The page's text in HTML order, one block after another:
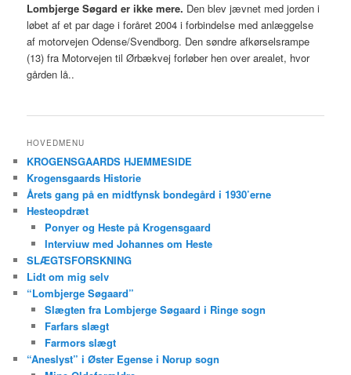
Lombjerge Søgard er ikke mere. Den blev jævnet med jorden i
løbet af et par dage i foråret 2004 i forbindelse med anlæggelse
af motorvejen Odense/Svendborg. Den søndre afkørselsrampe
(13) fra Motorvejen til Ørbækvej forløber hen over arealet, hvor
gården lå..
HOVEDMENU
KROGENSGAARDS HJEMMESIDE
Krogensgaards Historie
Årets gang på en midtfynsk bondegård i 1930’erne
Hesteopdræt
Ponyer og Heste på Krogensgaard
Interviuw med Johannes om Heste
SLÆGTSFORSKNING
Lidt om mig selv
“Lombjerge Søgaard”
Slægten fra Lombjerge Søgaard i Ringe sogn
Farfars slægt
Farmors slægt
“Aneslyst” i Øster Egense i Norup sogn